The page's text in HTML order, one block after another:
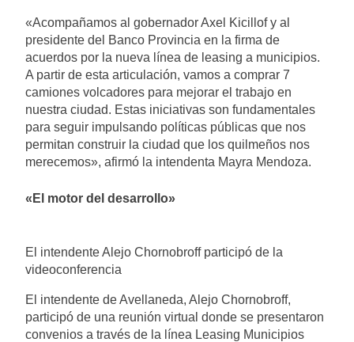
«Acompañamos al gobernador Axel Kicillof y al
presidente del Banco Provincia en la firma de
acuerdos por la nueva línea de leasing a municipios.
A partir de esta articulación, vamos a comprar 7
camiones volcadores para mejorar el trabajo en
nuestra ciudad. Estas iniciativas son fundamentales
para seguir impulsando políticas públicas que nos
permitan construir la ciudad que los quilmeños nos
merecemos», afirmó la intendenta Mayra Mendoza.
«El motor del desarrollo»
El intendente Alejo Chornobroff participó de la
videoconferencia
El intendente de Avellaneda, Alejo Chornobroff,
participó de una reunión virtual donde se presentaron
convenios a través de la línea Leasing Municipios